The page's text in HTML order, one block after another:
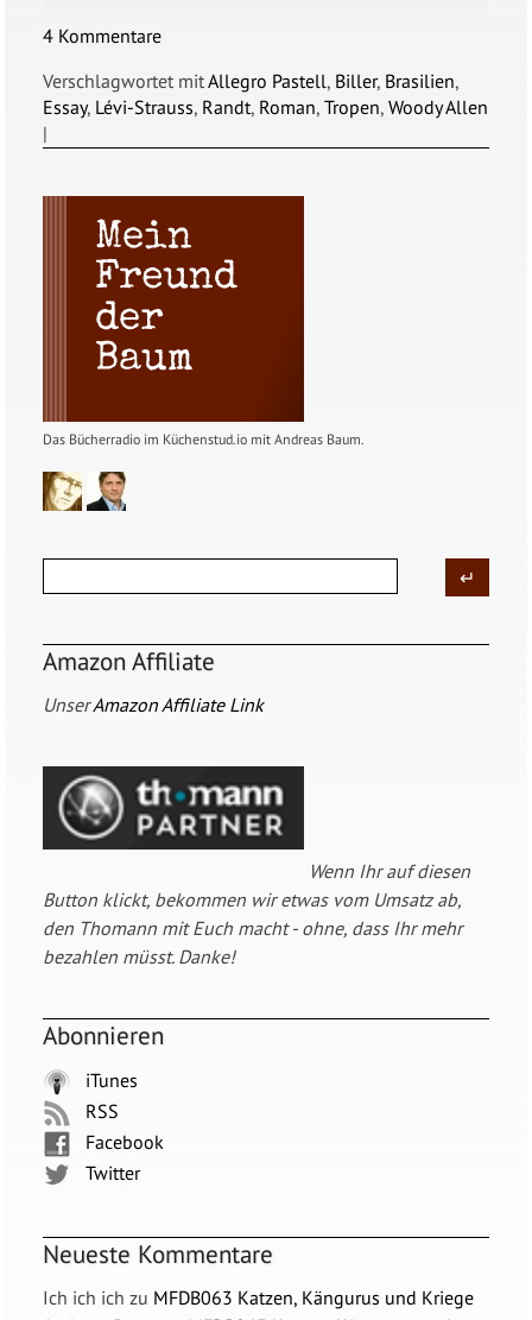
4 Kommentare
Verschlagwortet mitAllegro Pastell, Biller, Brasilien,
Essay, Lévi-Strauss, Randt, Roman,Tropen,Woody Allen
|
Das Bücherradio im Küchenstud.io mit Andreas Baum.
Amazon Affiliate
UnserAmazon Affiliate Link
Wenn Ihr auf diesen
Button klickt, bekommen wir etwas vom Umsatz ab,
den Thomann mit Euch macht - ohne, dass Ihr mehr
bezahlen müsst. Danke!
Abonnieren
iTunes
RSS
Facebook
Twitter
Neueste Kommentare
Ich ich ich zu MFDB063 Katzen, Kängurus und Kriege